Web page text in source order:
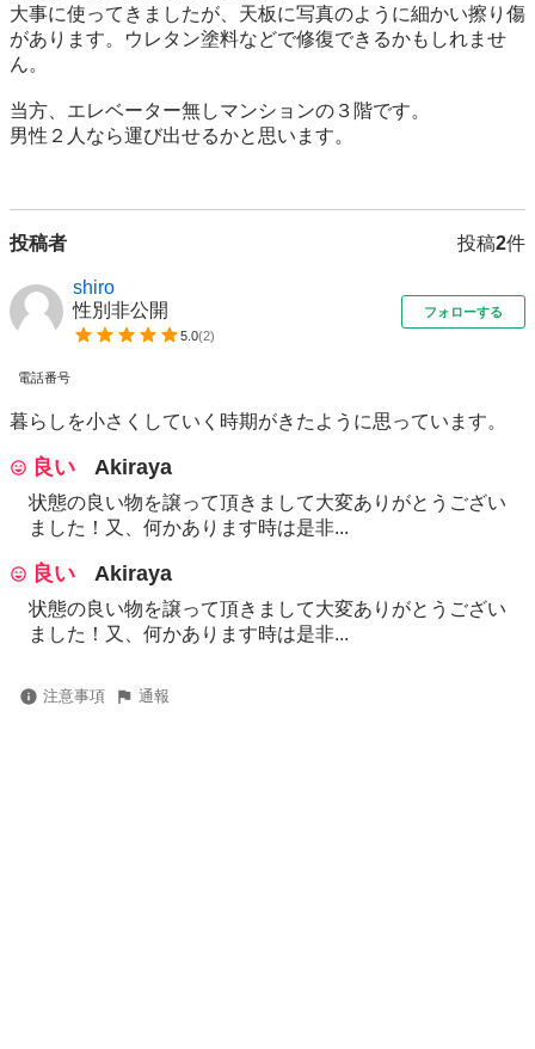
大事に使ってきましたが、天板に写真のように細かい擦り傷
があります。ウレタン塗料などで修復できるかもしれませ
ん。
当方、エレベーター無しマンションの３階です。
男性２人なら運び出せるかと思います。
投稿者 投稿2件
shiro
性別非公開
5.0(2)
フォローする
電話番号
暮らしを小さくしていく時期がきたように思っています。
良い Akiraya
状態の良い物を譲って頂きまして大変ありがとうござい
ました！又、何かあります時は是非...
良い Akiraya
状態の良い物を譲って頂きまして大変ありがとうござい
ました！又、何かあります時は是非...
注意事項 通報